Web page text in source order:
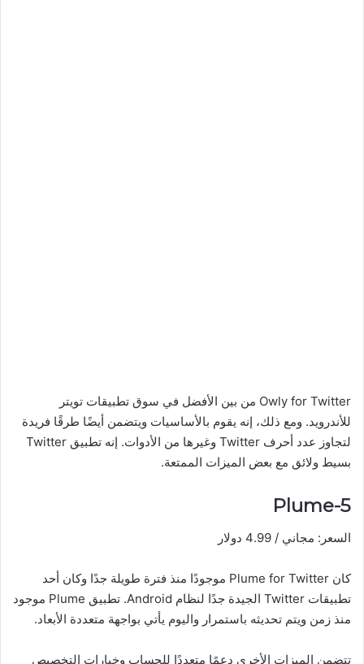
Owly for Twitter من بين الأفضل في سوق تطبيقات تويتر
للأندرويد. ومع ذلك، إنه يقوم بالأساسيات ويتضمن أيضًا طرقًا فريدة
لتجاوز عدد أحرف Twitter وغيرها من الأدوات. إنه تطبيق Twitter
بسيط ولائق مع بعض الميزات الممتعة.
5-Plume
السعر: مجاني / 4.99 دولار
كان Plume for Twitter موجودًا منذ فترة طويلة جدًا وكان أحد
تطبيقات Twitter الجيدة جدًا لنظام Android. تطبيق Plume موجود
منذ زمن ويتم تحديثه باستمرار واليوم يأتي بواجهة متعددة الأبعاد.
تتضمن الميزات الأخرى دعمًا متعددًا للحساب وخيارات التخصيص